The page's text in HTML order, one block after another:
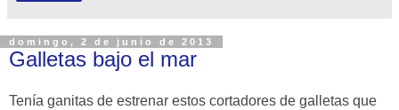
domingo, 2 de junio de 2013
Galletas bajo el mar
Tenía ganitas de estrenar estos cortadores de galletas que